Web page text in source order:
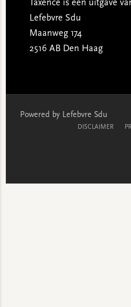
Taxence is een uitgave
Lefebvre Sdu
Maanweg 174
2516 AB Den Haag
Powered by Lefebvre Sdu
DISCLAIMER